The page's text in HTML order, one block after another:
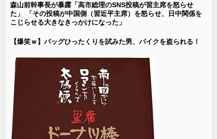
森山前幹事長が暴露「高市総理のSNS投稿が習主席を怒らせ
た」 「その投稿が中国側（習近平主席）を怒らせ、日中関係を
こじらせる大きなきっかけになった」
【爆笑ｗ】バッグひったくりを試みた男、バイクを盗られる！